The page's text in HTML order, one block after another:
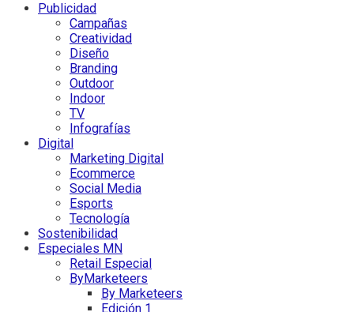
Publicidad
Campañas
Creatividad
Diseño
Branding
Outdoor
Indoor
TV
Infografías
Digital
Marketing Digital
Ecommerce
Social Media
Esports
Tecnología
Sostenibilidad
Especiales MN
Retail Especial
ByMarketeers
By Marketeers
Edición 1